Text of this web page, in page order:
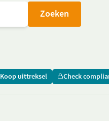
Zoeken
Koop uittreksel Check